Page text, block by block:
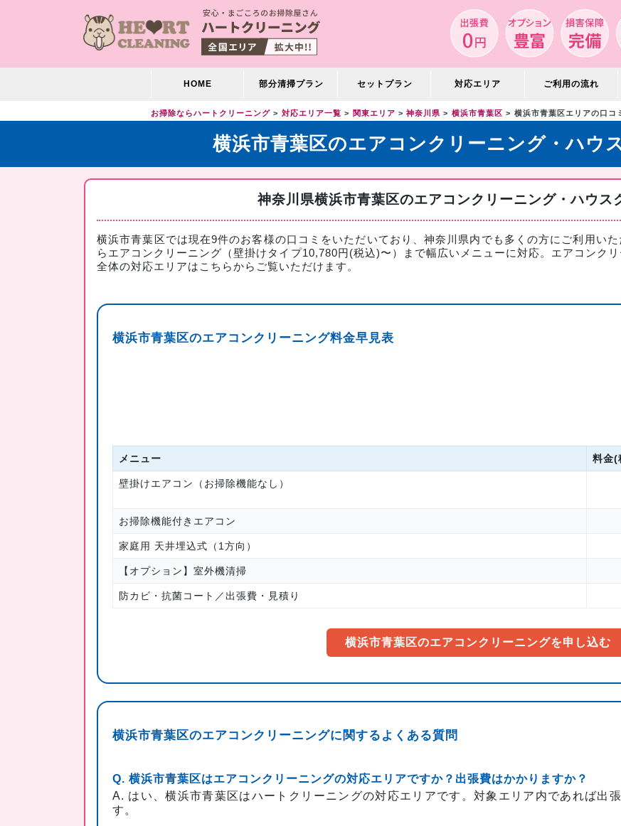
HOME 部分清掃プラン セットプラン 対応エリア ご利用の流れ
お掃除ならハートクリーニング 対応エリア一覧 関東エリア 神奈川県 横浜市青葉区 横浜市青葉区エリアの口コ
横浜市青葉区のエアコンクリーニング・ハウ
神奈川県横浜市青葉区のエアコンクリーニング・ハウス
横浜市青葉区では現在9件のお客様の口コミをいただいており、神奈川県内でも多くの方にご利用い
らエアコンクリーニング（壁掛けタイプ10,780円(税込)〜）まで幅広いメニューに対応。 エアコンク
全体の対応エリアは こちらからご覧いただけます。
横浜市青葉区のエアコンクリーニング料金早見表
メニュー 料金(
壁掛けエアコン（お掃除機能なし）
お掃除機能付きエアコン
家庭用 天井埋込式（1方向）
【オプション】室外機清掃
防カビ・抗菌コート／出張費・見積り
横浜市青葉区のエアコンクリーニングを申し込む
横浜市青葉区のエアコンクリーニングに関するよくある質問
Q. 横浜市青葉区はエアコンクリーニングの対応エリアですか？出張費はかかりますか？
A. はい、横浜市青葉区はハートクリーニングの対応エリアです。対象エリア内であれば出
す。